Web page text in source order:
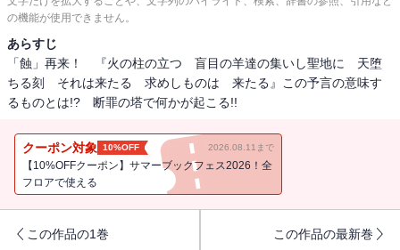
の機能が使用できません。
あらすじ
「蝕」再来！ 『火の柱の立つ 盲目の羊達の集いし聖地に 天堕
ちる刻 それは来たる 求めしものは 来たる』この予言の意味す
るものとは!? 断罪の塔で何かが起こる!!
クーポン対象 10%OFF 2026.08.11まで
【10%OFFクーポン】サマーブックフェス2026！全
フロアで使える
この作品の1巻 この作品の最新巻